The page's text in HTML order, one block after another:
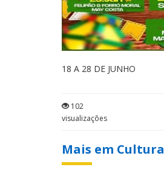
18 A 28 DE JUNHO
102
visualizações
Mais em Cultura